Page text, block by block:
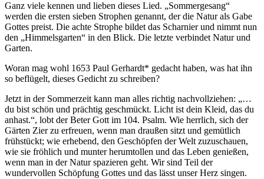
Ganz viele kennen und lieben dieses Lied. „Sommergesang“
werden die ersten sieben Strophen genannt, der die Natur als Gabe
Gottes preist. Die achte Strophe bildet das Scharnier und nimmt nun
den „Himmelsgarten“ in den Blick. Die letzte verbindet Natur und
Garten.
Woran mag wohl 1653 Paul Gerhardt* gedacht haben, was hat ihn
so beflügelt, dieses Gedicht zu schreiben?
Jetzt in der Sommerzeit kann man alles richtig nachvollziehen: „…
du bist schön und prächtig geschmückt. Licht ist dein Kleid, das du
anhast.“, lobt der Beter Gott im 104. Psalm. Wie herrlich, sich der
Gärten Zier zu erfreuen, wenn man draußen sitzt und gemütlich
frühstückt; wie erhebend, den Geschöpfen der Welt zuzuschauen,
wie sie fröhlich und munter herumtollen und das Leben genießen,
wenn man in der Natur spazieren geht. Wir sind Teil der
wundervollen Schöpfung Gottes und das lässt unser Herz singen.